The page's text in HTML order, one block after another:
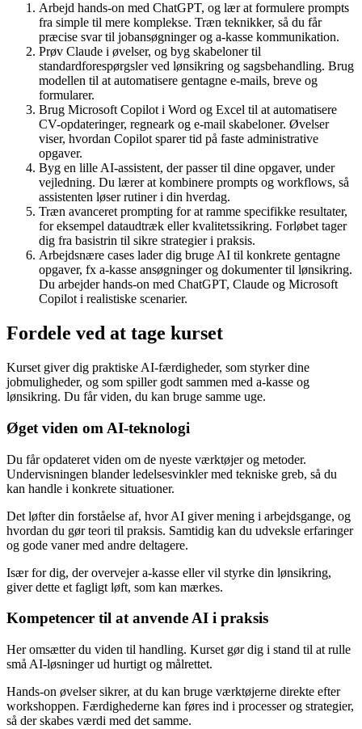
Arbejd hands-on med ChatGPT, og lær at formulere prompts
fra simple til mere komplekse. Træn teknikker, så du får
præcise svar til jobansøgninger og a-kasse kommunikation.
Prøv Claude i øvelser, og byg skabeloner til
standardforespørgsler ved lønsikring og sagsbehandling. Brug
modellen til at automatisere gentagne e-mails, breve og
formularer.
Brug Microsoft Copilot i Word og Excel til at automatisere
CV-opdateringer, regneark og e-mail skabeloner. Øvelser
viser, hvordan Copilot sparer tid på faste administrative
opgaver.
Byg en lille AI-assistent, der passer til dine opgaver, under
vejledning. Du lærer at kombinere prompts og workflows, så
assistenten løser rutiner i din hverdag.
Træn avanceret prompting for at ramme specifikke resultater,
for eksempel dataudtræk eller kvalitetssikring. Forløbet tager
dig fra basistrin til sikre strategier i praksis.
Arbejdsnære cases lader dig bruge AI til konkrete gentagne
opgaver, fx a-kasse ansøgninger og dokumenter til lønsikring.
Du arbejder hands-on med ChatGPT, Claude og Microsoft
Copilot i realistiske scenarier.
Fordele ved at tage kurset
Kurset giver dig praktiske AI-færdigheder, som styrker dine
jobmuligheder, og som spiller godt sammen med a-kasse og
lønsikring. Du får viden, du kan bruge samme uge.
Øget viden om AI-teknologi
Du får opdateret viden om de nyeste værktøjer og metoder.
Undervisningen blander ledelsesvinkler med tekniske greb, så du
kan handle i konkrete situationer.
Det løfter din forståelse af, hvor AI giver mening i arbejdsgange, og
hvordan du gør teori til praksis. Samtidig kan du udveksle erfaringer
og gode vaner med andre deltagere.
Især for dig, der overvejer a-kasse eller vil styrke din lønsikring,
giver dette et fagligt løft, som kan mærkes.
Kompetencer til at anvende AI i praksis
Her omsætter du viden til handling. Kurset gør dig i stand til at rulle
små AI-løsninger ud hurtigt og målrettet.
Hands-on øvelser sikrer, at du kan bruge værktøjerne direkte efter
workshoppen. Færdighederne kan føres ind i processer og strategier,
så der skabes værdi med det samme.